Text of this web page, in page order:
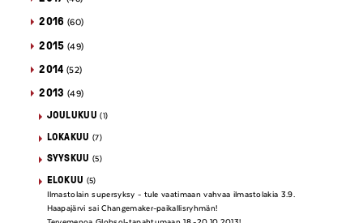
2016 (60)
2015 (49)
2014 (52)
2013 (49)
JOULUKUU (1)
LOKAKUU (7)
SYYSKUU (5)
ELOKUU (5)
Ilmastolain supersyksy - tule vaatimaan vahvaa ilmastolakia 3.9.
Haapajärvi sai Changemaker-paikallisryhmän!